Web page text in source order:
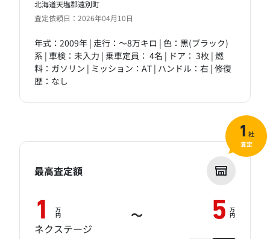
北海道天塩郡遠別町
査定依頼日：2026年04月10日
年式：2009年 | 走行：～8万キロ | 色：黒(ブラック)
系 | 車検：未入力 | 乗車定員： 4名 | ドア： 3枚 | 燃
料：ガソリン | ミッション：AT | ハンドル：右 | 修復
歴：なし
最高査定額
1 万
円 ～ 5 万
円
ネクステージ
1 社
査定